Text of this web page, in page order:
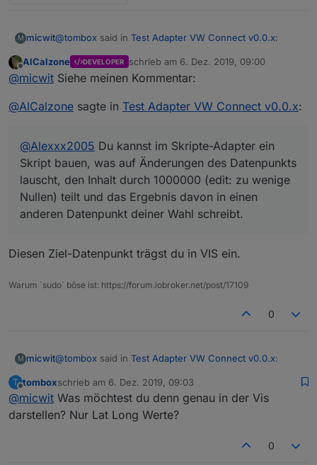
M micwit@tombox said in Test Adapter VW Connect v0.0.x:
die in VIS eintrage?
Danke
Offline
AlCalzone DEVELOPER schrieb am 6. Dez. 2019, 09:00
zuletzt editiert von
@micwit Siehe meinen Kommentar:
@AlCalzone sagte in Test Adapter VW Connect v0.0.x:
@Alexxx2005 Du kannst im Skripte-Adapter ein
Skript bauen, was auf Änderungen des Datenpunkts
lauscht, den Inhalt durch 1000000 (edit: zu wenige
Nullen) teilt und das Ergebnis davon in einen
anderen Datenpunkt deiner Wahl schreibt.
Diesen Ziel-Datenpunkt trägst du in VIS ein.
Warum `sudo` böse ist: https://forum.iobroker.net/post/17109
0
M micwit@tombox said in Test Adapter VW Connect v0.0.x:
Die Koordinaten umrechnen
kannmir das einer erklären, bzw sagen wie und wo ich
T
Offline
tomboxschrieb am 6. Dez. 2019, 09:03
zuletzt editiert von
@micwit Was möchtest du denn genau in der Vis
darstellen? Nur Lat Long Werte?
0